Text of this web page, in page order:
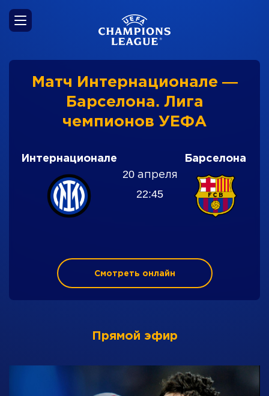
Матч Интернационале —
Барселона. Лига
чемпионов УЕФА
Интернационале
20 апреля
22:45
Барселона
Смотреть онлайн
Прямой эфир